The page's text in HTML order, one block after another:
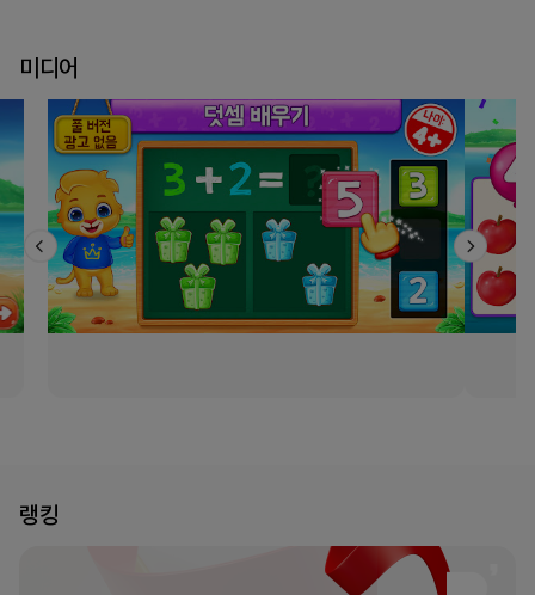
미디어
랭킹